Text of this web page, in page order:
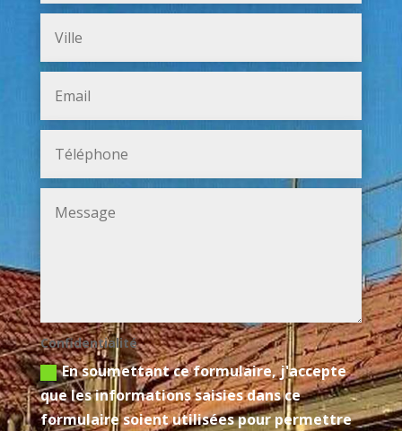
Confidentialité
En soumettant ce formulaire, j'accepte
que les informations saisies dans ce
formulaire soient utilisées pour permettre